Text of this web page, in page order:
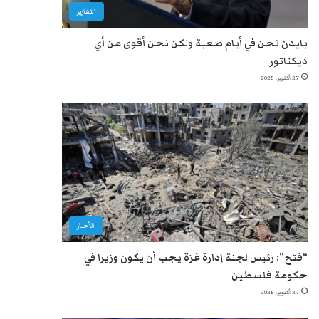
التقارير
بايدن نحن في أيام صعبة ولكن نحن أقوى من أي
ديكتاتور
27 أكتوبر، 2025
الأخبار
“فتح”: رئيس لجنة إدارة غزة يجب أن يكون وزيرا في
حكومة فلسطين
27 أكتوبر، 2025